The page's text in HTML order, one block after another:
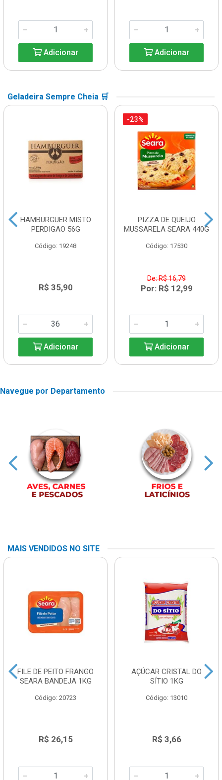
Adicionar Adicionar
Geladeira Sempre Cheia 🛒
HAMBURGUER MISTO
PERDIGAO 56G
Código: 19248
R$ 35,90
Adicionar
-23%
PIZZA DE QUEIJO
MUSSARELA SEARA 440G
Código: 17530
De: R$ 16,79
Por: R$ 12,99
Adicionar
Navegue por Departamento
MAIS VENDIDOS NO SITE
FILE DE PEITO FRANGO
SEARA BANDEJA 1KG
Código: 20723
R$ 26,15
AÇÚCAR CRISTAL DO
SÍTIO 1KG
Código: 13010
R$ 3,66